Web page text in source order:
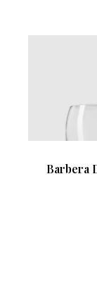
Barbera